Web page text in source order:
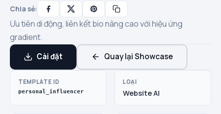
Chia sẻ:
Ưu tiên di động, liên kết bio nâng cao với hiệu ứng
gradient.
Cài đặt Quay lại Showcase
TEMPLATE ID
personal_influencer
LOẠI
Website AI